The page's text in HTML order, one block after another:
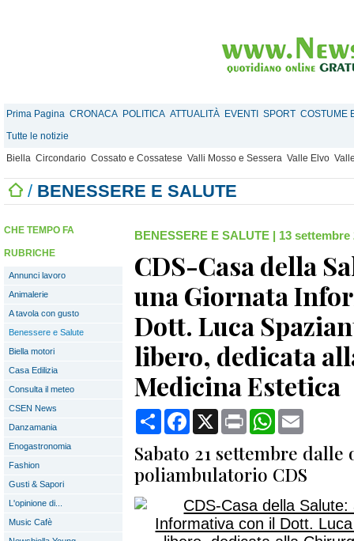
Prima Pagina CRONACA POLITICA ATTUALITÀ EVENTI SPORT COSTUME
Tutte le notizie
Biella Circondario Cossato e Cossatese Valli Mosso e Sessera Valle Elvo
/ BENESSERE E SALUTE
CHE TEMPO FA
RUBRICHE
Annunci lavoro
Animalerie
A tavola con gusto
Benessere e Salute
Biella motori
Casa Edilizia
Consulta il meteo
CSEN News
Danzamania
Enogastronomia
Fashion
Gusti & Sapori
L'opinione di...
Music Cafè
BENESSERE E SALUTE | 13 settembre
CDS-Casa della
una Giornata
Dott. Luca
libero, dedicata
Medicina Estetica
CondividiFacebook
X Print WhatsApp
Sabato 21 settembre dalle
poliambulatorio CDS